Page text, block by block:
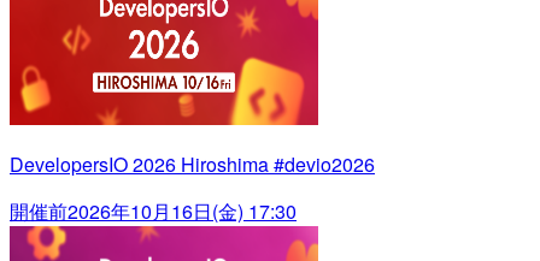
DevelopersIO 2026 Hiroshima #devio2026
開催前2026年10月16日(金) 17:30